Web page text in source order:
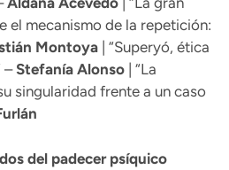
el mecanismo de la repetición:
Montoya | “Superyó, ética
–Stefanía Alonso | “La
singularidad frente a un caso
del padecer psíquico